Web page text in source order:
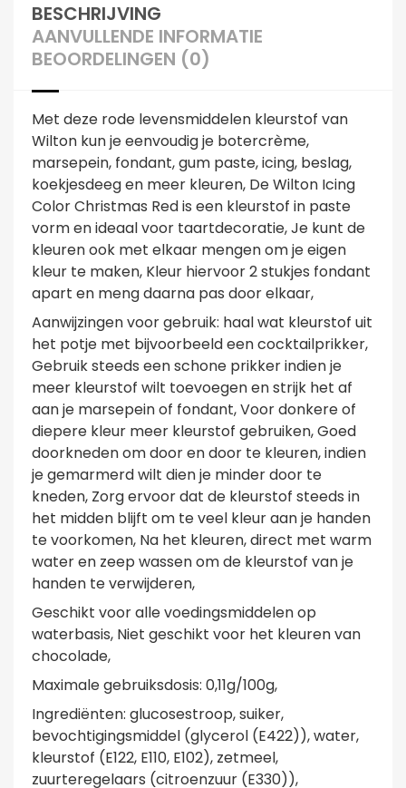
BESCHRIJVING
AANVULLENDE INFORMATIE
BEOORDELINGEN (0)
Met deze rode levensmiddelen kleurstof van
Wilton kun je eenvoudig je botercrème,
marsepein, fondant, gum paste, icing, beslag,
koekjesdeeg en meer kleuren, De Wilton Icing
Color Christmas Red is een kleurstof in paste
vorm en ideaal voor taartdecoratie, Je kunt de
kleuren ook met elkaar mengen om je eigen
kleur te maken, Kleur hiervoor 2 stukjes fondant
apart en meng daarna pas door elkaar,
Aanwijzingen voor gebruik: haal wat kleurstof uit
het potje met bijvoorbeeld een cocktailprikker,
Gebruik steeds een schone prikker indien je
meer kleurstof wilt toevoegen en strijk het af
aan je marsepein of fondant, Voor donkere of
diepere kleur meer kleurstof gebruiken, Goed
doorkneden om door en door te kleuren, indien
je gemarmerd wilt dien je minder door te
kneden, Zorg ervoor dat de kleurstof steeds in
het midden blijft om te veel kleur aan je handen
te voorkomen, Na het kleuren, direct met warm
water en zeep wassen om de kleurstof van je
handen te verwijderen,
Geschikt voor alle voedingsmiddelen op
waterbasis, Niet geschikt voor het kleuren van
chocolade,
Maximale gebruiksdosis: 0,11g/100g,
Ingrediënten: glucosestroop, suiker,
bevochtigingsmiddel (glycerol (E422)), water,
kleurstof (E122, E110, E102), zetmeel,
zuurteregelaars (citroenzuur (E330)),